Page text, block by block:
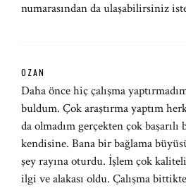
numarasından da ulaşabilirsiniz
OZAN
Daha önce hiç çalışma
buldum. Çok araştırma yaptım
da olmadım gerçekten çok
kendisine. Bana bir bağlama
şey rayına oturdu. İşlem çok
ilgi ve alakası oldu. Çalışma